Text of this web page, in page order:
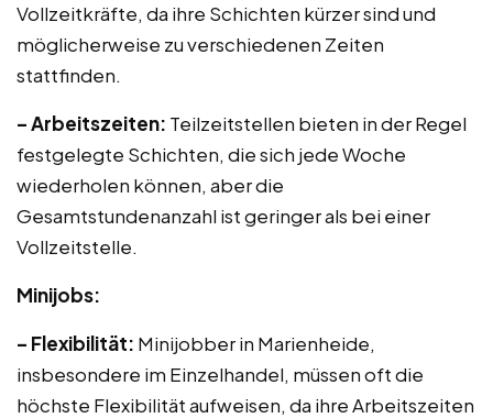
Vollzeitkräfte, da ihre Schichten kürzer sind und
möglicherweise zu verschiedenen Zeiten
stattfinden.
– Arbeitszeiten: Teilzeitstellen bieten in der Regel
festgelegte Schichten, die sich jede Woche
wiederholen können, aber die
Gesamtstundenanzahl ist geringer als bei einer
Vollzeitstelle.
Minijobs:
– Flexibilität: Minijobber in Marienheide,
insbesondere im Einzelhandel, müssen oft die
höchste Flexibilität aufweisen, da ihre Arbeitszeiten